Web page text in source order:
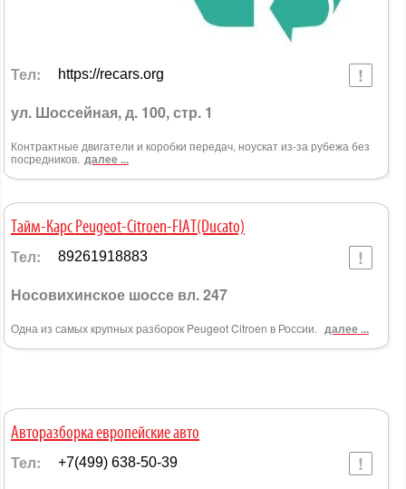
Тел: https://recars.org
ул. Шоссейная, д. 100, стр. 1
Контрактные двигатели и коробки передач, ноускат из-за рубежа без
посредников. далее ...
Тайм-Карс Peugeot-Citroen-FIAT(Ducato)
Тел: 89261918883
Носовихинское шоссе вл. 247
Одна из самых крупных разборок Peugeot Citroen в России. далее ...
Авторазборка европейские авто
Тел: +7(499) 638-50-39